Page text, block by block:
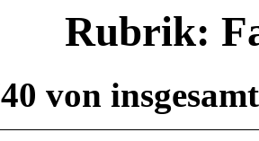
Rubrik:
von